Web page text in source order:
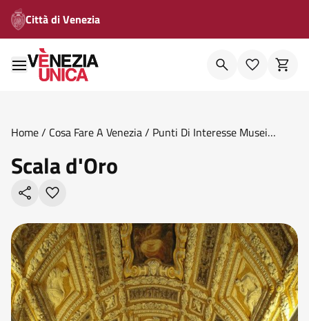
Città di Venezia
Home/ Cosa Fare A Venezia/ Punti Di Interesse Musei
Scala d'Oro